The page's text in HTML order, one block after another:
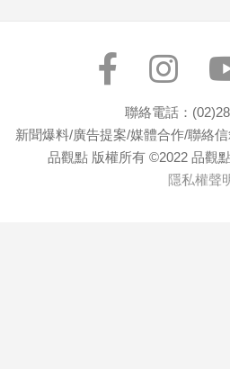
聯絡電話：
新聞爆料/廣告提案/媒體合作/聯絡
品觀點 版權所有 ©2022 品觀
隱私權聲